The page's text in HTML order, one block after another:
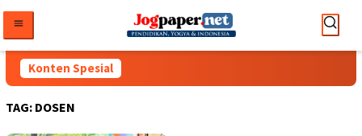
konten
Konten Spesial
TAG: DOSEN